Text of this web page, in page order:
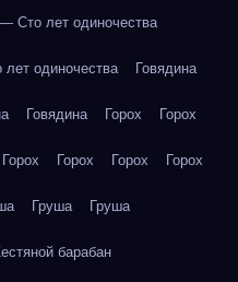
Сто лет одиночества
одиночества Говядина
Говядина Горох Горох
Горох Горох Горох Горох
Груша Груша
барабан